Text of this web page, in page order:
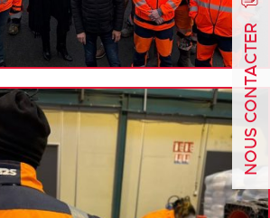
NOUS CONTACTER